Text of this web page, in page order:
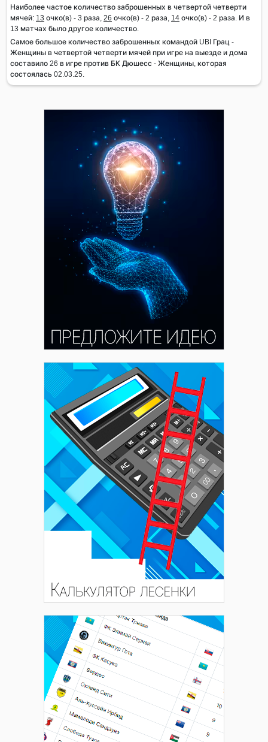
Наиболее частое количество заброшенных в четвертой четверти
мячей: 13 очко(в) - 3 раза, 26 очко(в) - 2 раза, 14 очко(в) - 2 раза. И в
13 матчах было другое количество.
Самое большое количество заброшенных командой UBI Грац -
Женщины в четвертой четверти мячей при игре на выезде и дома
составило 26 в игре против БК Дюшесс - Женщины, которая
состоялась 02.03.25.